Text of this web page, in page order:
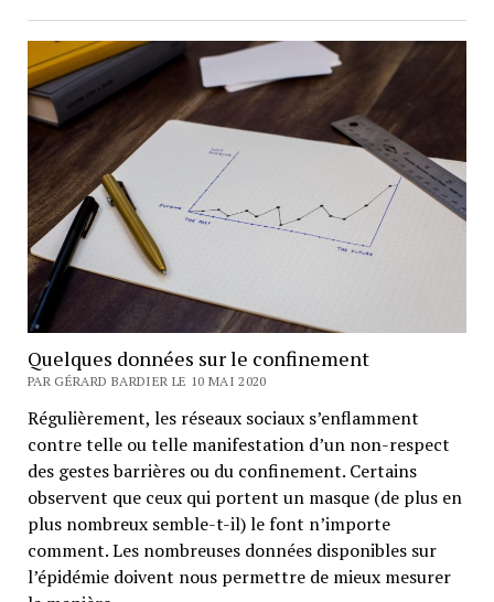
Quelques données sur le confinement
PAR GÉRARD BARDIER LE 10 MAI 2020
Régulièrement, les réseaux sociaux s’enflamment
contre telle ou telle manifestation d’un non-respect
des gestes barrières ou du confinement. Certains
observent que ceux qui portent un masque (de plus en
plus nombreux semble-t-il) le font n’importe
comment. Les nombreuses données disponibles sur
l’épidémie doivent nous permettre de mieux mesurer